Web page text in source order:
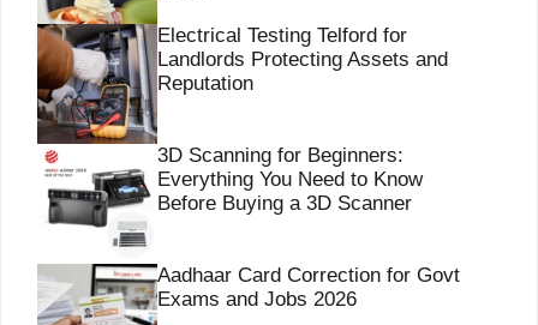
Electrical Testing Telford for
Landlords Protecting Assets and
Reputation
3D Scanning for Beginners:
Everything You Need to Know
Before Buying a 3D Scanner
Aadhaar Card Correction for Govt
Exams and Jobs 2026